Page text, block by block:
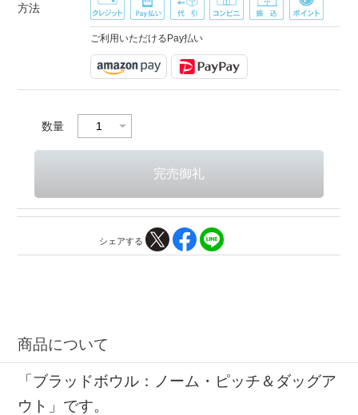
方法
ご利用いただけるPay払い
数量
シェアする
商品について
「ブラッドボウル：ノーム・ピッチ＆ダッグア
ウト」です。